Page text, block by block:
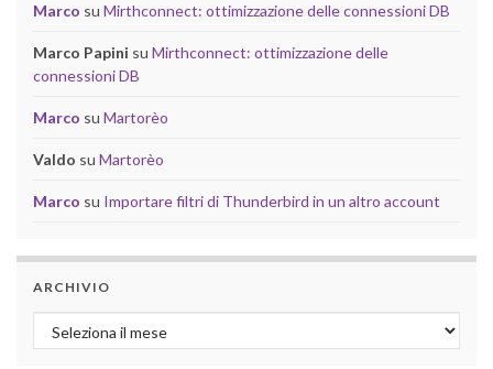
Marco su Mirthconnect: ottimizzazione delle connessioni DB
Marco Papini su Mirthconnect: ottimizzazione delle
connessioni DB
Marco su Martorèo
Valdo su Martorèo
Marco su Importare filtri di Thunderbird in un altro account
ARCHIVIO
Archivio